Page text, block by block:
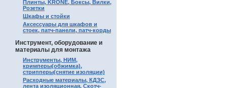
Плинты, KRONE, Боксы, Вилки,
Розетки
Шкафы и стойки
Аксессуары для шкафов и
стоек, патч-панели, патч-корды
Инструмент, оборудование и
материалы для монтажа
Инструменты, НИМ,
кримперы(обжимка),
стрипперы(снятие изоляции)
Расходные материалы, КДЗС,
лента изоляционная, Скотч-